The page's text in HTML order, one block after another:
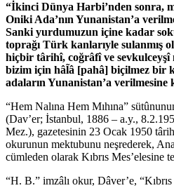
“İkinci Dünya Harbi’nden sonra,
Oniki Ada’nın Yunanistan’a
Sanki yurdumuzun içine kadar
toprağı Türk kanlarıyle sulanmış
hiçbir târihî, coğrâfî ve sevkulceyşî
bizim için hâl̃â [pahâ] biçilmez bir
adaların Yunanistan’a verilmesine
“Hem Nalına Hem Mıhına”
(Dav’er; İstanbul, 1886 – a.y.,
Mez.), gazetesinin 23 Ocak 1950
okurunun mektubunu neşrederek,
cümleden olarak Kıbrıs Mes’elesine
“H. B.” imzâlı okur, Dâver’e,